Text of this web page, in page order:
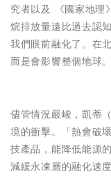
究者以及 《國家地理
烷排放量遠比過去認
我們眼前融化了。在
而是會影響整個地球。
儘管情況嚴峻，凱蒂
境的衝擊。「熱會破
技產品，能降低能源
減緩永凍層的融化速